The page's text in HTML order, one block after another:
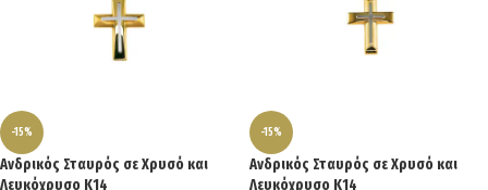
-15%
Ανδρικός Σταυρός σε Χρυσό και
Λευκόχρυσο Κ14
-15%
Ανδρικός Σταυρός σε Χρυσό και
Λευκόχρυσο Κ14